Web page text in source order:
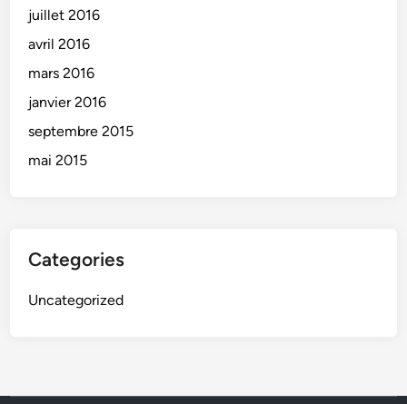
juillet 2016
avril 2016
mars 2016
janvier 2016
septembre 2015
mai 2015
Categories
Uncategorized